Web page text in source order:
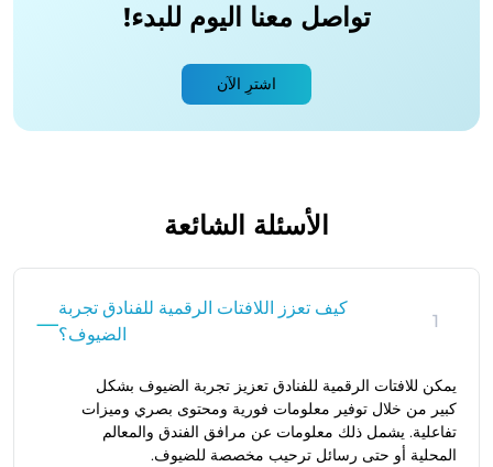
تواصل معنا اليوم للبدء!
اشترِ الآن
الأسئلة الشائعة
1
كيف تعزز اللافتات الرقمية للفنادق تجربة
الضيوف؟
يمكن للافتات الرقمية للفنادق تعزيز تجربة الضيوف بشكل
كبير من خلال توفير معلومات فورية ومحتوى بصري وميزات
تفاعلية. يشمل ذلك معلومات عن مرافق الفندق والمعالم
المحلية أو حتى رسائل ترحيب مخصصة للضيوف.